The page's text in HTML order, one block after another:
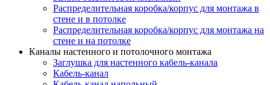
Распределительная коробка/корпус для монтажа в
стене и в потолке
Распределительная коробка/корпус для монтажа на
стене и на потолке
Каналы настенного и потолочного монтажа
Заглушка для настенного кабель-канала
Кабель-канал